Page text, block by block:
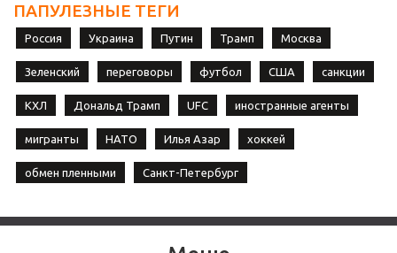
ПАПУЛЕЗНЫЕ ТЕГИ
Россия Украина Путин Трамп Москва
Зеленский переговоры футбол США санкции
КХЛ Дональд Трамп UFC иностранные агенты
мигранты НАТО Илья Азар хоккей
обмен пленными Санкт-Петербург